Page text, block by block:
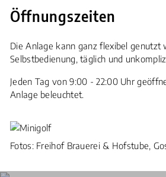
Öffnungszeiten
Die Anlage kann ganz flexibel genutzt
Selbstbedienung, täglich und
Jeden Tag von 9:00 - 22:00 Uhr
Anlage beleuchtet.
Fotos: Freihof Brauerei & Hofstube,